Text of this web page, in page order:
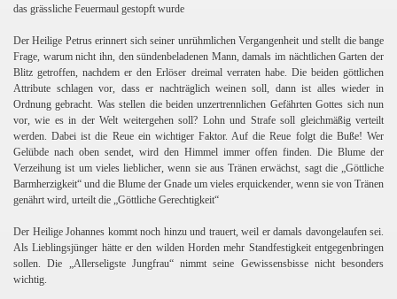
das grässliche Feuermaul gestopft wurde
Der Heilige Petrus erinnert sich seiner unrühmlichen Vergangenheit und stellt die bange
Frage, warum nicht ihn, den sündenbeladenen Mann, damals im nächtlichen Garten der
Blitz getroffen, nachdem er den Erlöser dreimal verraten habe. Die beiden göttlichen
Attribute schlagen vor, dass er nachträglich weinen soll, dann ist alles wieder in
Ordnung gebracht. Was stellen die beiden unzertrennlichen Gefährten Gottes sich nun
vor, wie es in der Welt weitergehen soll? Lohn und Strafe soll gleichmäßig verteilt
werden. Dabei ist die Reue ein wichtiger Faktor. Auf die Reue folgt die Buße! Wer
Gelübde nach oben sendet, wird den Himmel immer offen finden. Die Blume der
Verzeihung ist um vieles lieblicher, wenn sie aus Tränen erwächst, sagt die „Göttliche
Barmherzigkeit“ und die Blume der Gnade um vieles erquickender, wenn sie von Tränen
genährt wird, urteilt die „Göttliche Gerechtigkeit“
Der Heilige Johannes kommt noch hinzu und trauert, weil er damals davongelaufen sei.
Als Lieblingsjünger hätte er den wilden Horden mehr Standfestigkeit entgegenbringen
sollen. Die „Allerseligste Jungfrau“ nimmt seine Gewissensbisse nicht besonders
wichtig.